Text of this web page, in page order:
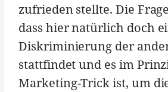
zufrieden stellte. Die
dass hier natürlich doch
Diskriminierung der
stattfindet und es im
Marketing-Trick ist, um